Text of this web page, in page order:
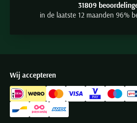
31809
in de laatste 12 maanden 96%
Wij accepteren